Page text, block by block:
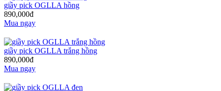
giầy pick OGLLA hồng
890,000đ
Mua ngay
giầy pick OGLLA trắng hồng
890,000đ
Mua ngay